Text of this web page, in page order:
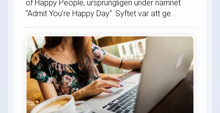
of Happy People, ursprungligen under namnet
"Admit You’re Happy Day". Syftet var att ge...